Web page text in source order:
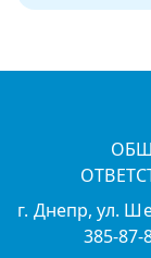
г. Днепр, ул.
385-